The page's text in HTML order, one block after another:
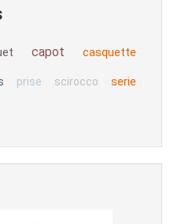
capot casquette
prise scirocco serie